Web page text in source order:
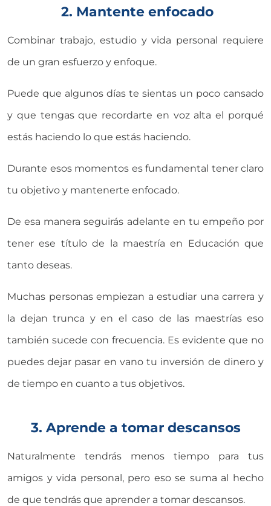
2. Mantente enfocado
Combinar trabajo, estudio y vida personal requiere
de un gran esfuerzo y enfoque.
Puede que algunos días te sientas un poco cansado
y que tengas que recordarte en voz alta el porqué
estás haciendo lo que estás haciendo.
Durante esos momentos es fundamental tener claro
tu objetivo y mantenerte enfocado.
De esa manera seguirás adelante en tu empeño por
tener ese título de la maestría en Educación que
tanto deseas.
Muchas personas empiezan a estudiar una carrera y
la dejan trunca y en el caso de las maestrías eso
también sucede con frecuencia. Es evidente que no
puedes dejar pasar en vano tu inversión de dinero y
de tiempo en cuanto a tus objetivos.
3. Aprende a tomar descansos
Naturalmente tendrás menos tiempo para tus
amigos y vida personal, pero eso se suma al hecho
de que tendrás que aprender a tomar descansos.